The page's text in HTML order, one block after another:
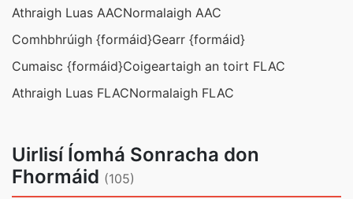
Athraigh Luas AACNormalaigh AAC
Comhbhrúigh {formáid}Gearr {formáid}
Cumaisc {formáid}Coigeartaigh an toirt FLAC
Athraigh Luas FLACNormalaigh FLAC
Uirlisí Íomhá Sonracha don
Fhormáid (105)